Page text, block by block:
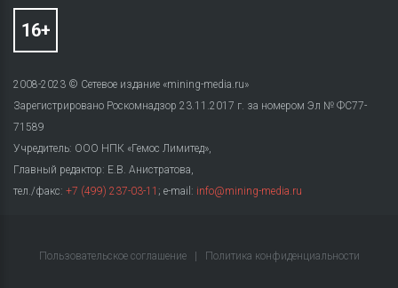
2008-2023 © Сетевое издание «mining-media.ru»
Зарегистрировано Роскомнадзор 23.11.2017 г. за номером Эл № ФС77-
71589
Учредитель: ООО НПК «Гемос Лимитед»,
Главный редактор: Е.В. Анистратова,
тел./факс: +7 (499) 237-03-11 ; e-mail: info@mining-media.ru
Пользовательское соглашение Политика конфиденциальности